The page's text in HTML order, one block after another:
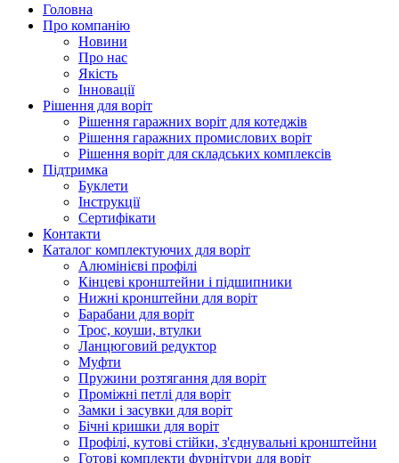
Головна
Про компанію
Новини
Про нас
Якість
Інновації
Рішення для воріт
Рішення гаражних воріт для котеджів
Рішення гаражних промислових воріт
Рішення воріт для складських комплексів
Підтримка
Буклети
Інструкції
Сертифікати
Контакти
Каталог комплектуючих для воріт
Алюмінієві профілі
Кінцеві кронштейни і підшипники
Нижні кронштейни для воріт
Барабани для воріт
Трос, коуши, втулки
Ланцюговий редуктор
Муфти
Пружини розтягання для воріт
Проміжні петлі для воріт
Замки і засувки для воріт
Бічні кришки для воріт
Профілі, кутові стійки, з'єднувальні кронштейни
Готові комплекти фурнітури для воріт